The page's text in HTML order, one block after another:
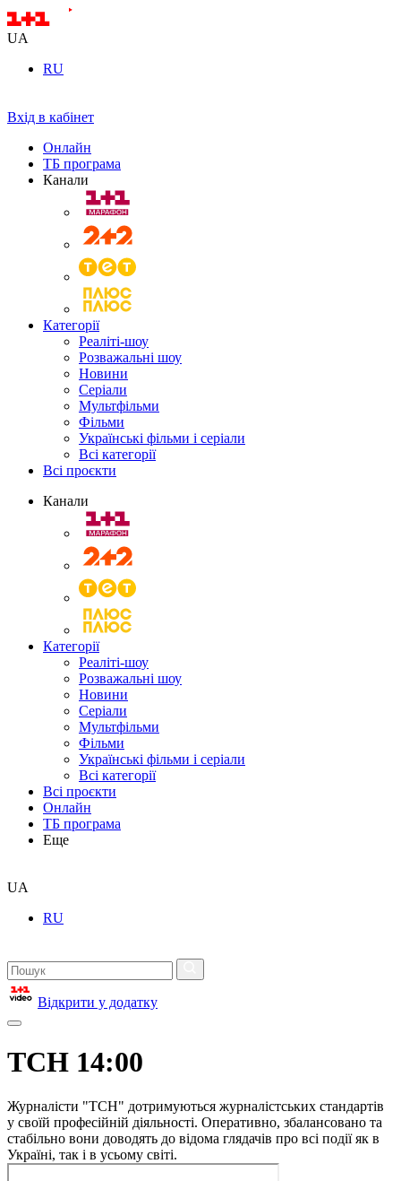
UA
RU
Вхід в кабінет
Онлайн
ТБ програма
Канали
Категорії
Реаліті-шоу
Розважальні шоу
Новини
Серіали
Мультфільми
Фільми
Українські фільми і серіали
Всі категорії
Всі проєкти
Канали
Категорії
Реаліті-шоу
Розважальні шоу
Новини
Серіали
Мультфільми
Фільми
Українські фільми і серіали
Всі категорії
Всі проєкти
Онлайн
ТБ програма
Еще
UA
RU
Відкрити у додатку
ТСН 14:00
Журналісти "ТСН" дотримуються журналістських стандартів
у своїй професійній діяльності. Оперативно, збалансовано та
стабільно вони доводять до відома глядачів про всі події як в
Україні, так і в усьому світі.